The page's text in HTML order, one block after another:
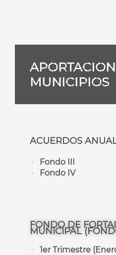
MUNICIPIOS
ACUERDOS
Fondo III
Fondo IV
FONDO DE
MUNICIPAL
1er Trimestre